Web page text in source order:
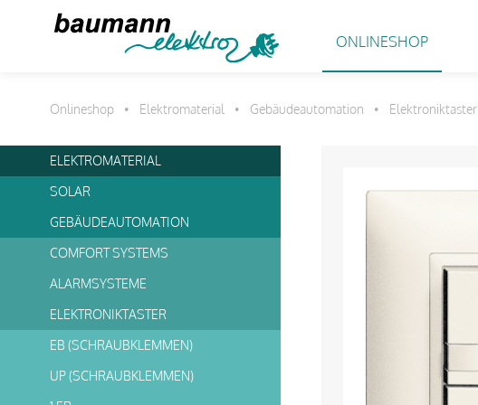
ONLINESHOP
Onlineshop • Elektromaterial • Gebäudeautomation • Elektroniktaster
ELEKTROMATERIAL
SOLAR
GEBÄUDEAUTOMATION
COMFORT SYSTEMS
ALARMSYSTEME
ELEKTRONIKTASTER
EB (SCHRAUBKLEMMEN)
UP (SCHRAUBKLEMMEN)